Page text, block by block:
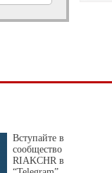
Вступайте в
сообщество
RIAKCHR в